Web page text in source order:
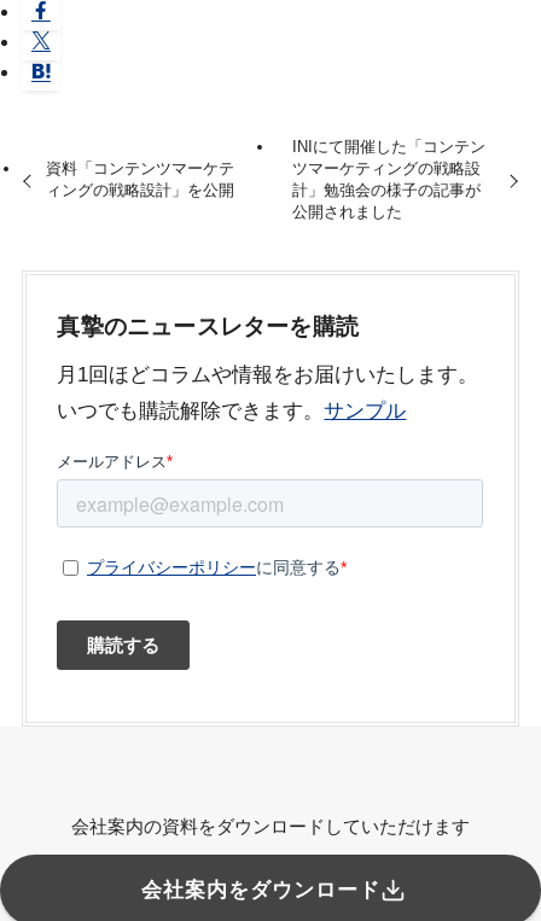
資料「コンテンツマーケテ
ィングの戦略設計」を公開
INIにて開催した「コンテン
ツマーケティングの戦略設
計」勉強会の様子の記事が
公開されました
真摯のニュースレターを購読
月1回ほどコラムや情報をお届けいたします。
いつでも購読解除できます。サンプル
会社案内の資料をダウンロードしていただけます
会社案内をダウンロード